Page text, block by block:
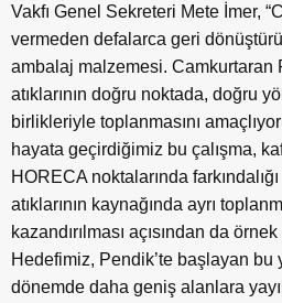
Vakfı Genel Sekreteri Mete İmer,
vermeden defalarca geri
ambalaj malzemesi. Camkurtaran
atıklarının doğru noktada, doğru
birlikleriyle toplanmasını
hayata geçirdiğimiz bu çalışma,
HORECA noktalarında
atıklarının kaynağında ayrı
kazandırılması açısından da
Hedefimiz, Pendik’te başlayan bu
dönemde daha geniş alanlara